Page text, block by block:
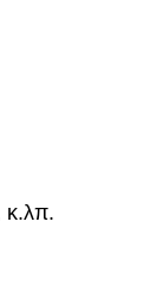
κ.λπ.